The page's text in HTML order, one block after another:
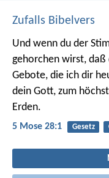
Zufalls Bibelvers
Und wenn du der
gehorchen wirst,
Gebote, die ich dir
dein Gott, zum
Erden.
5 Mose 28:1 Gesetz